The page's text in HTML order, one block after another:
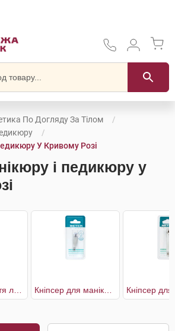
По Догляду За Тілом
У Кривому Розі
і педикюру у